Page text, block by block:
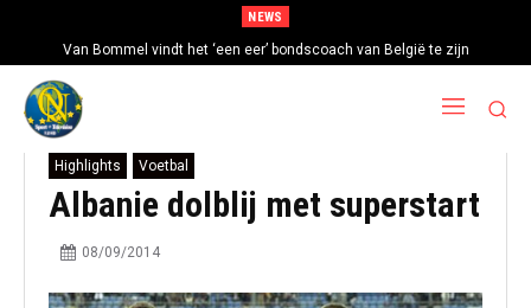
NEWS
Van Bommel vindt het ‘een eer’ bondscoach van België te zijn
Highlights Voetbal
Albanie dolblij met superstart
08/09/2014